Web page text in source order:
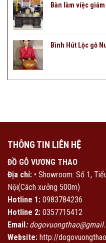
Bàn làm việc
Bình Hút Lộc gỗ
THÔNG TIN LIÊN HỆ
ĐỒ GỖ VƯƠNG THAO
Địa chỉ: • Showroom: Số 1,
Nội(Cách xưởng 500m)
Hotline 1: 0983784236
Hotline 2: 0357715412
Email :
Website: http://